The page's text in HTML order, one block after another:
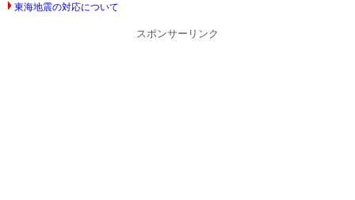
東海地震の対応について
スポンサーリンク